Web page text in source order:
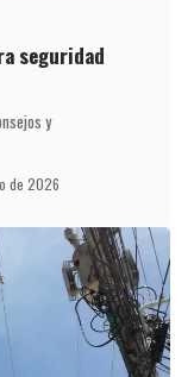
seguridad
y
de 2026